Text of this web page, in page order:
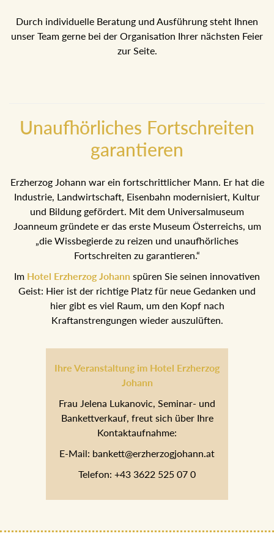
Durch individuelle Beratung und Ausführung steht Ihnen
unser Team gerne bei der Organisation Ihrer nächsten Feier
zur Seite.
Unaufhörliches Fortschreiten
garantieren
Erzherzog Johann war ein fortschrittlicher Mann. Er hat die
Industrie, Landwirtschaft, Eisenbahn modernisiert, Kultur
und Bildung gefördert. Mit dem Universalmuseum
Joanneum gründete er das erste Museum Österreichs, um
„die Wissbegierde zu reizen und unaufhörliches
Fortschreiten zu garantieren.“
Im Hotel Erzherzog Johann spüren Sie seinen innovativen
Geist: Hier ist der richtige Platz für neue Gedanken und
hier gibt es viel Raum, um den Kopf nach
Kraftanstrengungen wieder auszulüften.
Ihre Veranstaltung im Hotel Erzherzog
Johann
Frau Jelena Lukanovic, Seminar- und
Bankettverkauf, freut sich über Ihre
Kontaktaufnahme:
E-Mail: bankett@erzherzogjohann.at
Telefon: +43 3622 525 07 0